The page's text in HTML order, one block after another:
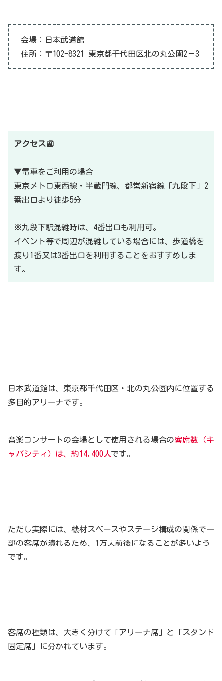
会場：日本武道館
住所：〒102-8321 東京都千代田区北の丸公園2－3
アクセス🚉
▼電車をご利用の場合
東京メトロ東西線・半蔵門線、都営新宿線「九段下」2
番出口より徒歩5分
※九段下駅混雑時は、4番出口も利用可。
イベント等で周辺が混雑している場合には、歩道橋を
渡り1番又は3番出口を利用することをおすすめしま
す。
日本武道館は、東京都千代田区・北の丸公園内に位置する
多目的アリーナです。
音楽コンサートの会場として使用される場合の客席数（キ
ャパシティ）は、約14,400人です。
ただし実際には、機材スペースやステージ構成の関係で一
部の客席が潰れるため、1万人前後になることが多いよう
です。
客席の種類は、大きく分けて「アリーナ席」と「スタンド
固定席」に分かれています。